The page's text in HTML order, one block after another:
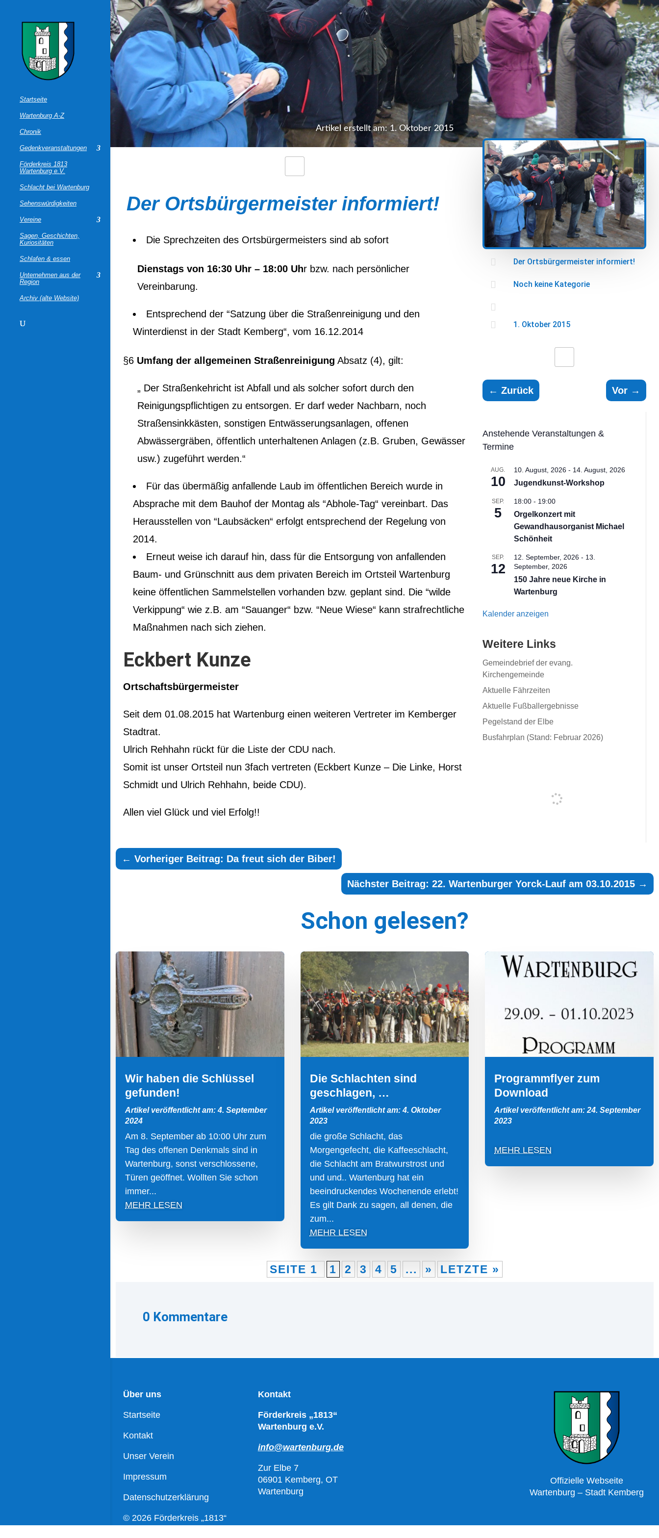
Startseite
Wartenburg A-Z
Chronik
Gedenkveranstaltungen
Förderkreis 1813
Wartenburg e.V.
Schlacht bei Wartenburg
Sehenswürdigkeiten
Vereine
Sagen, Geschichten,
Kuriositäten
Schlafen & essen
Unternehmen aus der
Region
Archiv (alte Website)
Artikel erstellt am: 1. Oktober 2015
Der Ortsbürgermeister informiert!
Die Sprechzeiten des Ortsbürgermeisters sind ab sofort
Dienstags von 16:30 Uhr – 18:00 Uhr bzw. nach persönlicher
Vereinbarung.
Entsprechend der “Satzung über die Straßenreinigung und den
Winterdienst in der Stadt Kemberg“, vom 16.12.2014
§6 Umfang der allgemeinen Straßenreinigung Absatz (4), gilt:
„ Der Straßenkehricht ist Abfall und als solcher sofort durch den
Reinigungspflichtigen zu entsorgen. Er darf weder Nachbarn, noch
Straßensinkkästen, sonstigen Entwässerungsanlagen, offenen
Abwässergräben, öffentlich unterhaltenen Anlagen (z.B. Gruben, Gewässer
usw.) zugeführt werden.“
Für das übermäßig anfallende Laub im öffentlichen Bereich wurde in
Absprache mit dem Bauhof der Montag als “Abhole-Tag“ vereinbart. Das
Herausstellen von “Laubsäcken“ erfolgt entsprechend der Regelung von
2014.
Erneut weise ich darauf hin, dass für die Entsorgung von anfallenden
Baum- und Grünschnitt aus dem privaten Bereich im Ortsteil Wartenburg
keine öffentlichen Sammelstellen vorhanden bzw. geplant sind. Die “wilde
Verkippung“ wie z.B. am “Sauanger“ bzw. “Neue Wiese“ kann strafrechtliche
Maßnahmen nach sich ziehen.
Eckbert Kunze
Ortschaftsbürgermeister
Seit dem 01.08.2015 hat Wartenburg einen weiteren Vertreter im Kemberger
Stadtrat.
Ulrich Rehhahn rückt für die Liste der CDU nach.
Somit ist unser Ortsteil nun 3fach vertreten (Eckbert Kunze – Die Linke, Horst
Schmidt und Ulrich Rehhahn, beide CDU).
Allen viel Glück und viel Erfolg!!
 Der Ortsbürgermeister informiert!
 Noch keine Kategorie


1. Oktober 2015
← Zurück Vor→
Anstehende Veranstaltungen &
Termine
AUG.
10
10. August, 2026- 14. August, 2026
Jugendkunst-Workshop
SEP.
5
18:00- 19:00
Orgelkonzert mit
Gewandhausorganist Michael
Schönheit
SEP.
12
12. September, 2026- 13.
September, 2026
150 Jahre neue Kirche in
Wartenburg
Kalender anzeigen
Weitere Links
Gemeindebrief der evang.
Kirchengemeinde
Aktuelle Fährzeiten
Aktuelle Fußballergebnisse
Pegelstand der Elbe
Busfahrplan (Stand: Februar 2026)
←Vorheriger Beitrag: Da freut sich der Biber!
Nächster Beitrag: 22. Wartenburger Yorck-Lauf am 03.10.2015→
Schon gelesen?
Wir haben die Schlüssel
gefunden!
Artikel veröffentlicht am: 4. September
2024
Am 8. September ab 10:00 Uhr zum
Tag des offenen Denkmals sind in
Wartenburg, sonst verschlossene,
Türen geöffnet. Wollten Sie schon
immer...
MEHR LESEN
Die Schlachten sind
geschlagen, …
Artikel veröffentlicht am: 4. Oktober
2023
die große Schlacht, das
Morgengefecht, die Kaffeeschlacht,
die Schlacht am Bratwurstrost und
und und.. Wartenburg hat ein
beeindruckendes Wochenende erlebt!
Es gilt Dank zu sagen, all denen, die
zum...
MEHR LESEN
Programmflyer zum
Download
Artikel veröffentlicht am: 24. September
2023
MEHR LESEN
SEITE 1 1 2 3 4 5 ... » LETZTE »
0 Kommentare
Über uns
Startseite
Kontakt
Unser Verein
Impressum
Datenschutzerklärung
© 2026 Förderkreis „1813“
Kontakt
Förderkreis „1813“
Wartenburg e.V.
info@wartenburg.de
Zur Elbe 7
06901 Kemberg, OT
Wartenburg
Offizielle Webseite
Wartenburg – Stadt Kemberg